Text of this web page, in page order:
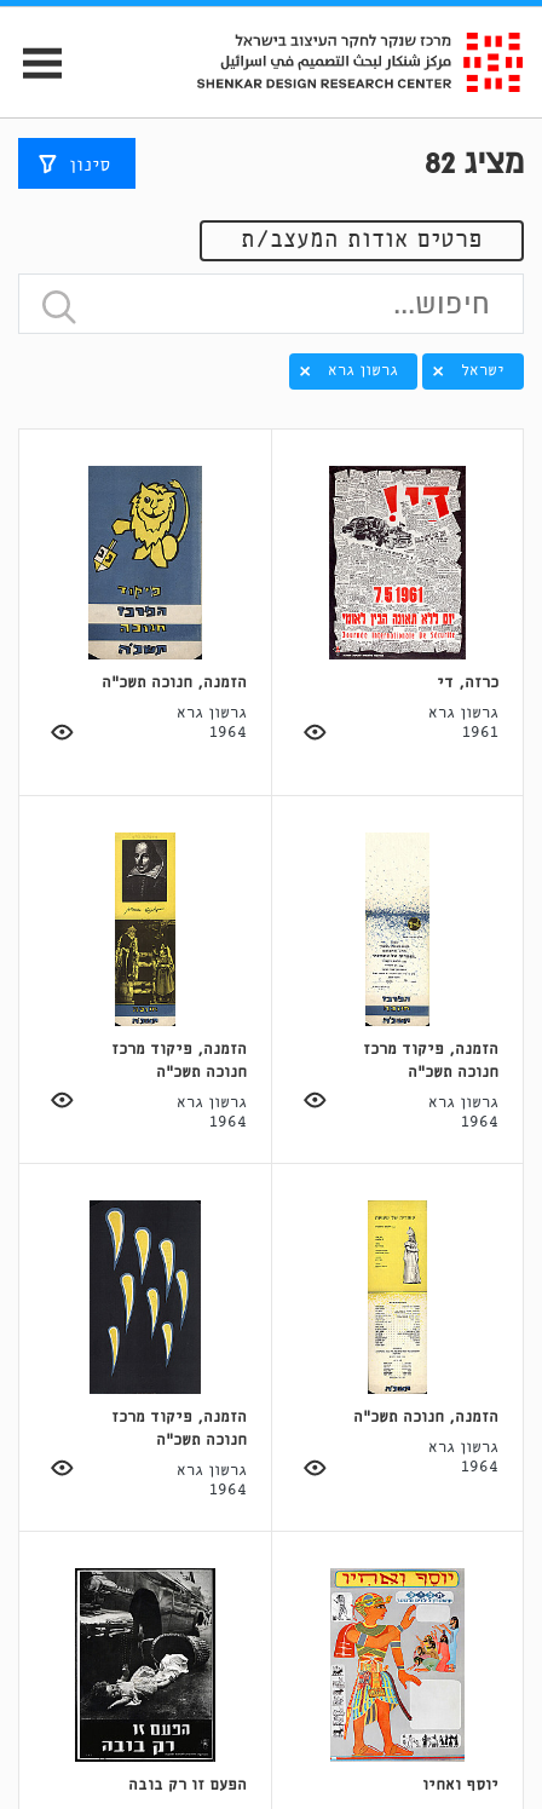
מציג 82 סינון
פרטים אודות המעצב/ת
ישראל גרשון גרא
כרזה, די
גרשון גרא
1961
הזמנה, חנוכה תשכ"ה
גרשון גרא
1964
הזמנה, פיקוד מרכז
חנוכה תשכ"ה
גרשון גרא
1964
הזמנה, פיקוד מרכז
חנוכה תשכ"ה
גרשון גרא
1964
הזמנה, חנוכה תשכ"ה
גרשון גרא
1964
הזמנה, פיקוד מרכז
חנוכה תשכ"ה
גרשון גרא
1964
יוסף ואחיו
הפעם זו רק בובה